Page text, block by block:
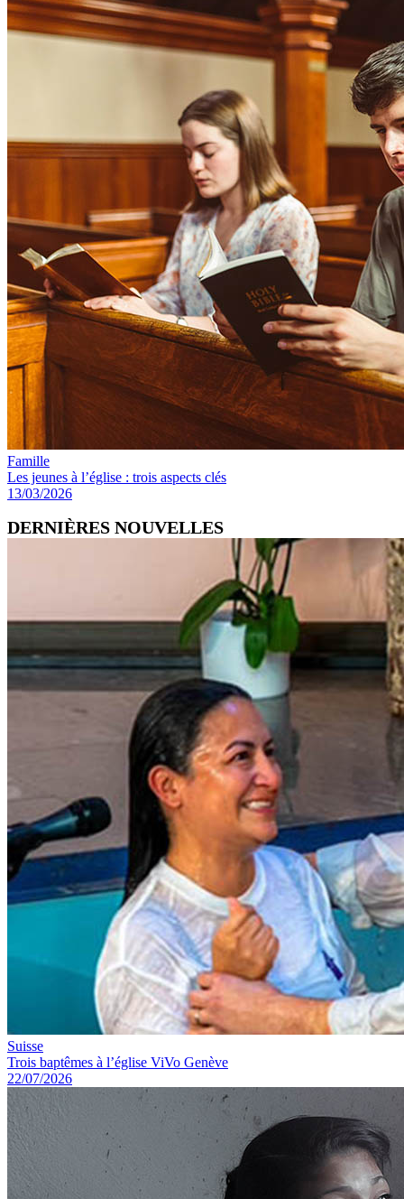
Famille
Les jeunes à l’église : trois aspects clés
13/03/2026
DERNIÈRES NOUVELLES
Suisse
Trois baptêmes à l’église ViVo Genève
22/07/2026